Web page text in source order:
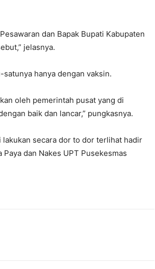
dan Bapak Bupati Kabupaten
jelasnya.
hanya dengan vaksin.
oleh pemerintah pusat yang di
baik dan lancar,” pungkasnya.
lakukan secara dor to dor terlihat hadir
dan Nakes UPT Pusekesmas